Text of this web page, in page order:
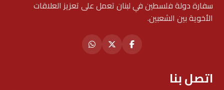
سفارة دولة فلسطين في لبنان تعمل على تعزيز العلاقات
الأخوية بين الشعبين.
اتصل بنا